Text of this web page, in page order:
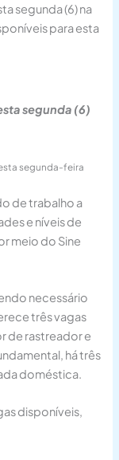
segunda (6) na
para esta
segunda (6)
segunda-feira
de trabalho a
e níveis de
meio do Sine
necessário
três vagas
de rastreador e
há três
doméstica.
disponíveis,